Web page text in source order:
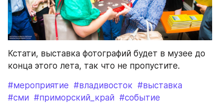
Кстати, выставка фотографий будет в музее до
конца этого лета, так что не пропустите.
#мероприятие #владивосток #выставка
#сми #приморский_край #событие